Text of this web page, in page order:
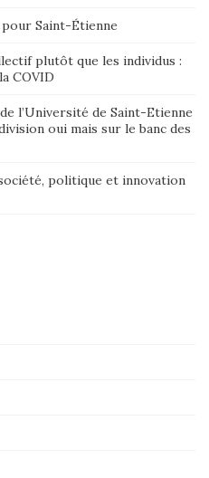
Saint-Étienne
plutôt que les individus :
COVID
l’Université de Saint-Etienne
oui mais sur le banc des
politique et innovation